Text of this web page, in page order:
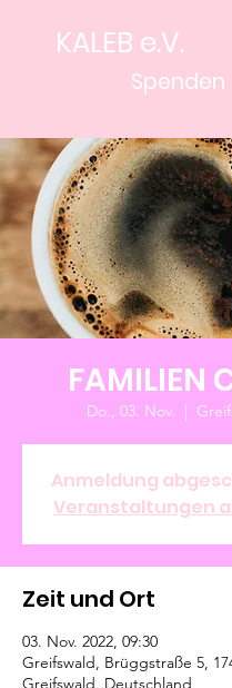
KALEB e.V.
Spenden
FAMILIEN
Do., 03. Nov.
  |
Anmeldung
Veranstaltungen
Zeit und Ort
03. Nov. 2022, 09:30
Greifswald, Brüggstraße 5,
Greifswald, Deutschland